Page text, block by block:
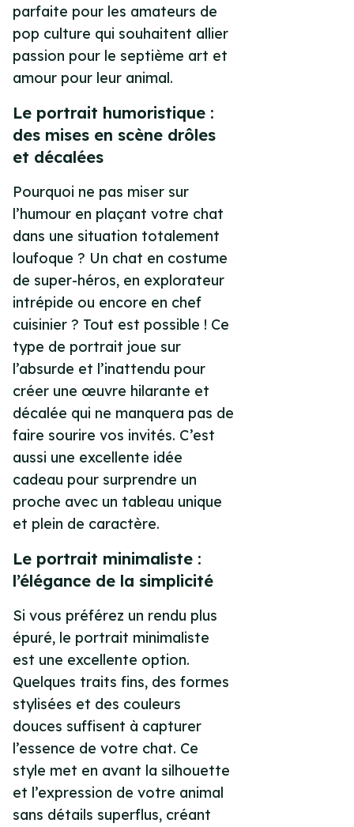
parfaite pour les amateurs de
pop culture qui souhaitent allier
passion pour le septième art et
amour pour leur animal.
Le portrait humoristique :
des mises en scène drôles
et décalées
Pourquoi ne pas miser sur
l’humour en plaçant votre chat
dans une situation totalement
loufoque ? Un chat en costume
de super-héros, en explorateur
intrépide ou encore en chef
cuisinier ? Tout est possible ! Ce
type de portrait joue sur
l’absurde et l’inattendu pour
créer une œuvre hilarante et
décalée qui ne manquera pas de
faire sourire vos invités. C’est
aussi une excellente idée
cadeau pour surprendre un
proche avec un tableau unique
et plein de caractère.
Le portrait minimaliste :
l’élégance de la simplicité
Si vous préférez un rendu plus
épuré, le portrait minimaliste
est une excellente option.
Quelques traits fins, des formes
stylisées et des couleurs
douces suffisent à capturer
l’essence de votre chat. Ce
style met en avant la silhouette
et l’expression de votre animal
sans détails superflus, créant